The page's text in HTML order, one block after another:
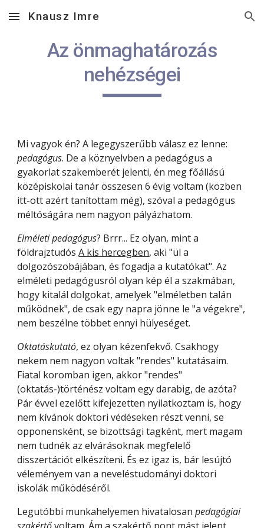
Skip to main content Skip to navigation
Knausz Imre
Az önmaghatározás
nehézségei
Mi vagyok én? A legegyszerűbb válasz ez lenne:
pedagógus. De a köznyelvben a pedagógus a
gyakorlat szakemberét jelenti, én meg főállású
középiskolai tanár összesen 6 évig voltam (közben
itt-ott azért tanítottam még), szóval a pedagógus
méltóságára nem nagyon pályázhatom.
Elméleti pedagógus? Brrr... Ez olyan, mint a
földrajztudósA kis hercegben, aki "ül a
dolgozószobájában, és fogadja a kutatókat". Az
elméleti pedagógusról olyan kép él a szakmában,
hogy kitalál dolgokat, amelyek "elméletben talán
működnek", de csak egy napra jönne le "a végekre",
nem beszélne többet ennyi hülyeséget.
Oktatáskutató, ez olyan kézenfekvő. Csakhogy
nekem nem nagyon voltak "rendes" kutatásaim.
Fiatal koromban igen, akkor "rendes"
(oktatás-)történész voltam egy darabig, de azóta?
Pár évvel ezelőtt kifejezetten nyilatkoztam is, hogy
nem kívánok doktori védéseken részt venni, se
opponensként, se bizottsági tagként, mert magam
nem tudnék az elvárásoknak megfelelő
disszertációt elkészíteni. És ez igaz is, bár lesújtó
véleményem van a neveléstudományi doktori
iskolák működéséről.
Legutóbbi munkahelyemen hivatalosanpedagógiai